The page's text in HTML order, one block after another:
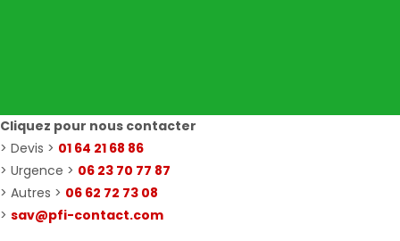
Cliquez pour nous contacter
> Devis > 01 64 21 68 86
> Urgence > 06 23 70 77 87
> Autres > 06 62 72 73 08
> sav@pfi-contact.com